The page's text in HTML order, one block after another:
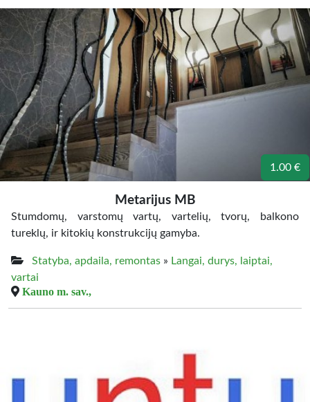
1.00 €
Metarijus MB
Stumdomų, varstomų vartų, vartelių, tvorų, balkono
tureklų, ir kitokių konstrukcijų gamyba.
Statyba, apdaila, remontas » Langai, durys, laiptai,
vartai
Kauno m. sav.,